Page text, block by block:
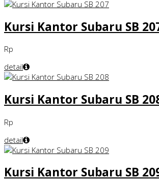
Kursi Kantor Subaru SB
Rp
detail
Kursi Kantor Subaru SB
Rp
detail
Kursi Kantor Subaru SB